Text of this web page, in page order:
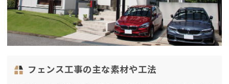
フェンス工事の主な素材や工法